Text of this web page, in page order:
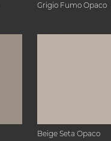
Grigio Fumo Opaco
Beige Seta Opaco